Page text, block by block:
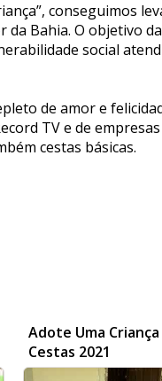
conseguimos
Bahia. O objetivo
social
de amor e
TV e de
cestas básicas.
Adote Uma
Cestas 2021